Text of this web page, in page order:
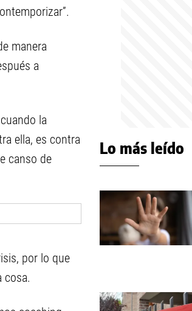
manera
a
la
ella, es contra
canso de
por lo que
cosa.
Lo más leído